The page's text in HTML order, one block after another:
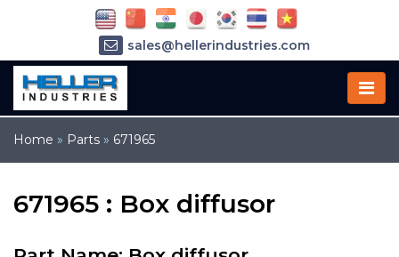
Home » Parts » 671965
671965 : Box diffusor
sales@hellerindustries.com
service@hellerindustries.com